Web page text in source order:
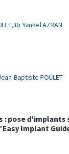
, Dr Yankel AZRAN
Baptiste POULET
: pose d'implants
Implant